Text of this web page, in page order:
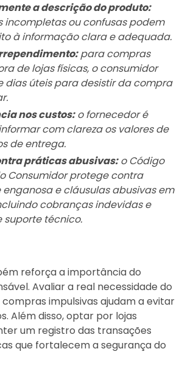
a descrição do produto:
incompletas ou confusas podem
à informação clara e adequada.
para compras
de lojas físicas, o consumidor
dias úteis para desistir da compra
nos custos:o fornecedor é
com clareza os valores de
de entrega.
práticas abusivas:o Código
Consumidor protege contra
e cláusulas abusivas em
cobranças indevidas e
suporte técnico.
reforça a importância do
Avaliar a real necessidade do
impulsivas ajudam a evitar
Além disso, optar por lojas
um registro das transações
que fortalecem a segurança do